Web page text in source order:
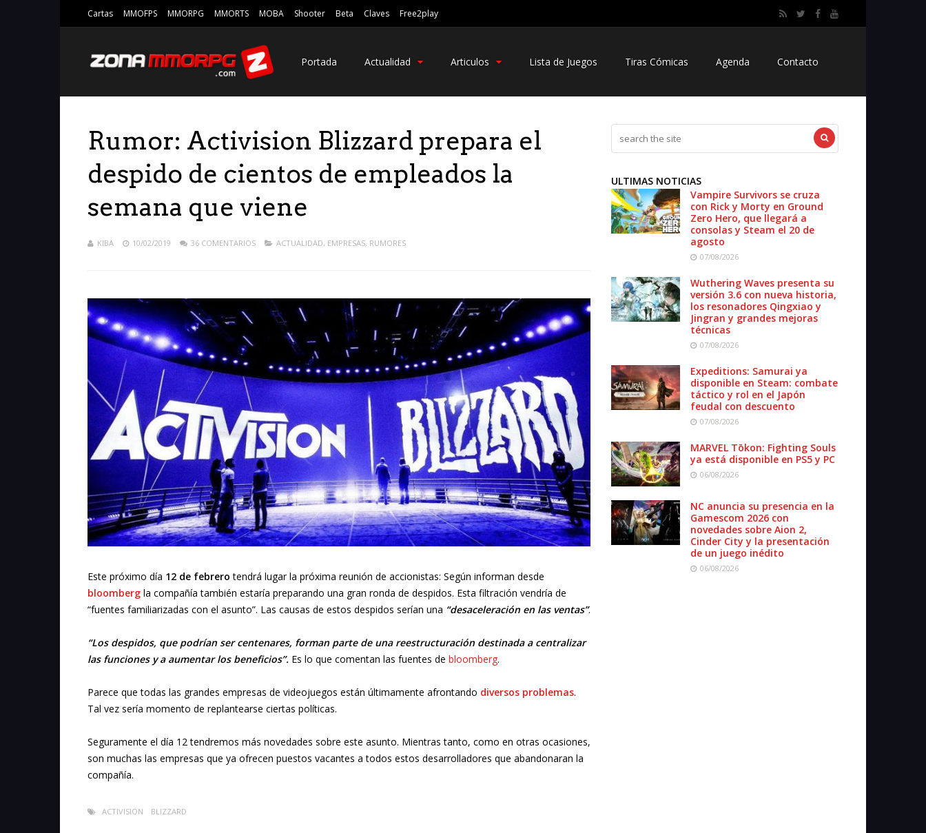
Cartas MMOFPS MMORPG MMORTS MOBA Shooter Beta Claves Free2play
Portada Actualidad Articulos Lista de Juegos Tiras Cómicas Agenda Contacto
Rumor: Activision Blizzard prepara el
despido de cientos de empleados la
semana que viene
KIBA 10/02/2019 36 COMENTARIOS ACTUALIDAD, EMPRESAS, RUMORES
Este próximo día 12 de febrero tendrá lugar la próxima reunión de accionistas: Según informan desde
bloomberg la compañía también estaría preparando una gran ronda de despidos. Esta filtración vendría de
“fuentes familiarizadas con el asunto”. Las causas de estos despidos serían una “desaceleración en las ventas”.
“Los despidos, que podrían ser centenares, forman parte de una reestructuración destinada a centralizar
las funciones y a aumentar los beneficios”. Es lo que comentan las fuentes de bloomberg.
Parece que todas las grandes empresas de videojuegos están últimamente afrontando diversos problemas.
Tal vez sería momento de replantearse ciertas políticas.
Seguramente el día 12 tendremos más novedades sobre este asunto. Mientras tanto, como en otras ocasiones,
son muchas las empresas que ya ofrecen puestos vacantes a todos estos desarrolladores que abandonaran la
compañía.
ACTIVISION BLIZZARD
ULTIMAS NOTICIAS
Vampire Survivors se cruza
con Rick y Morty en Ground
Zero Hero, que llegará a
consolas y Steam el 20 de
agosto
07/08/2026
Wuthering Waves presenta su
versión 3.6 con nueva historia,
los resonadores Qingxiao y
Jingran y grandes mejoras
técnicas
07/08/2026
Expeditions: Samurai ya
disponible en Steam: combate
táctico y rol en el Japón
feudal con descuento
07/08/2026
MARVEL Tōkon: Fighting Souls
ya está disponible en PS5 y PC
06/08/2026
NC anuncia su presencia en la
Gamescom 2026 con
novedades sobre Aion 2,
Cinder City y la presentación
de un juego inédito
06/08/2026